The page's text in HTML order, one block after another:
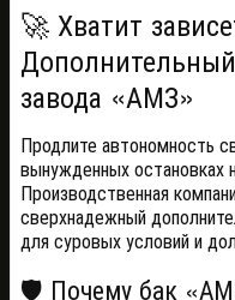
🚀 Хватит
завода «АМЗ»
Продлите автономность
вынужденных остановках
Производственная
сверхнадежный
для суровых условий и
🛡️ Почему бак